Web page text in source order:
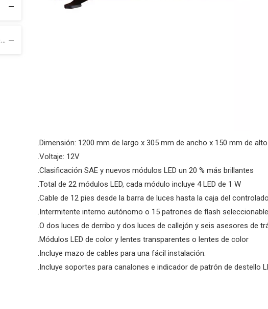
Interruptor controlador para barras de luces
.Dimensión: 1200 mm de largo x 305 mm de ancho x 150 mm de
.Voltaje: 12V
.Clasificación SAE y nuevos módulos LED un 20 % más brillantes
.Total de 22 módulos LED, cada módulo incluye 4 LED de 1 W
.Cable de 12 pies desde la barra de luces hasta la caja del
.Intermitente interno autónomo o 15 patrones de flash
.O dos luces de derribo y dos luces de callejón y seis asesores de
.Módulos LED de color y lentes transparentes o lentes de color
.Incluye mazo de cables para una fácil instalación.
.Incluye soportes para canalones e indicador de patrón de destello